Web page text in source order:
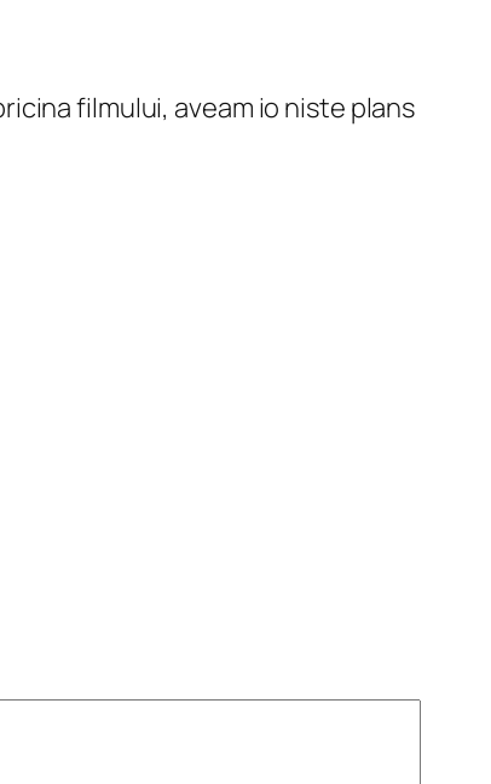
filmului, aveam io niste plans